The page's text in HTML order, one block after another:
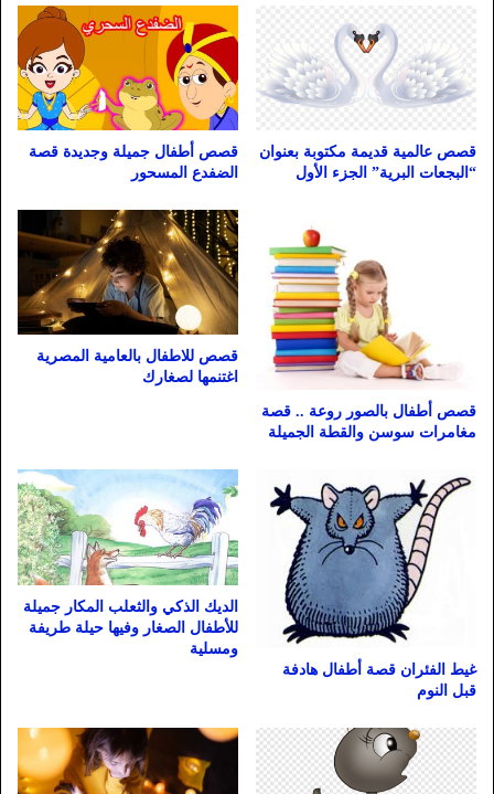
قصص عالمية قديمة مكتوبة بعنوان
“البجعات البرية” الجزء الأول
قصص أطفال جميلة وجديدة قصة
الضفدع المسحور
قصص أطفال بالصور روعة .. قصة
مغامرات سوسن والقطة الجميلة
قصص للاطفال بالعامية المصرية
اغتنمها لصغارك
غيط الفئران قصة أطفال هادفة
قبل النوم
الديك الذكي والثعلب المكار جميلة
للأطفال الصغار وفيها حيلة طريفة
ومسلية